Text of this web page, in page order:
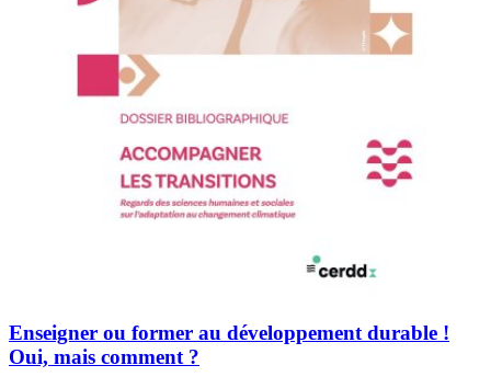
Enseigner ou former au développement durable !
Oui, mais comment ?